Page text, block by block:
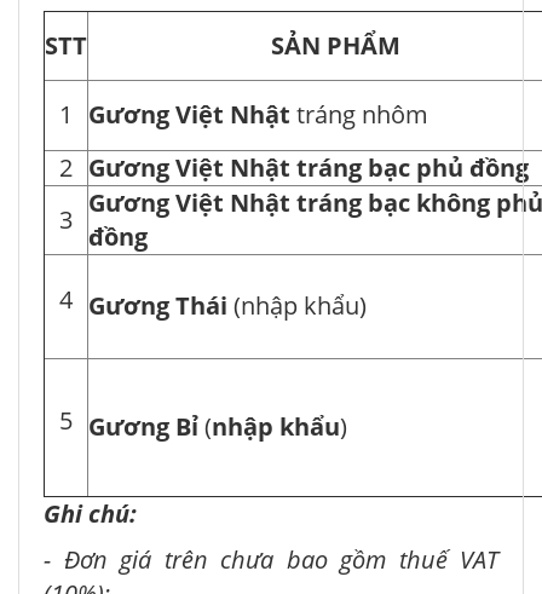
STT
SẢN PHẨM
1 Gương Việt Nhật tráng nhôm
2 Gương Việt Nhật tráng bạc phủ đồng
3
Gương Việt Nhật tráng bạc không phủ
đồng
4 Gương Thái (nhập khẩu)
5 Gương Bỉ(nhập khẩu)
Ghi chú:
- Đơn giá trên chưa bao gồm thuế VAT